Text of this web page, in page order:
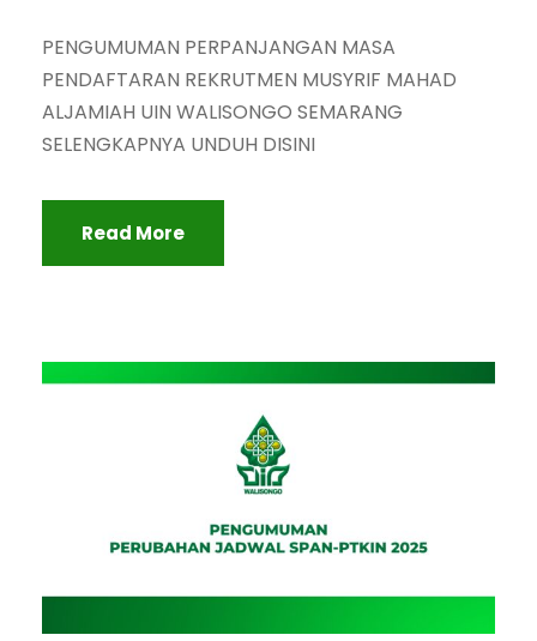
PENGUMUMAN PERPANJANGAN MASA
PENDAFTARAN REKRUTMEN MUSYRIF MAHAD
ALJAMIAH UIN WALISONGO SEMARANG
SELENGKAPNYA UNDUH DISINI
Read More